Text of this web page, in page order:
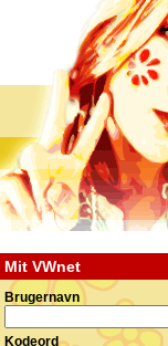
Mit VWnet
Brugernavn
Kodeord